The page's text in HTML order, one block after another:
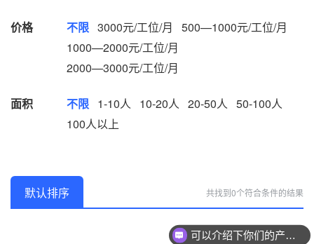
价格 不限 3000元/工位/月
500—1000元/工位/月
1000—2000元/工位/月
2000—3000元/工位/月
面积 不限 1-10人 10-20人 20-50人 50-100人
100人以上
默认排序 共找到0个符合条件的结果
可以介绍下你们的产品么